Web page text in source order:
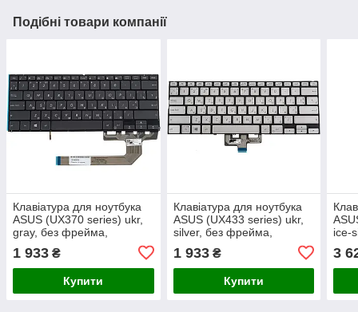
Подібні товари компанії
Клавіатура для ноутбука
ASUS (UX370 series) ukr,
gray, без фрейма,
(ОРИГИНАЛ)
1 933 ₴
Купити
Клавіатура для ноутбука
ASUS (UX433 series) ukr,
silver, без фрейма,
(ОРИГИНАЛ)
1 933₴
Купити
ice-
3